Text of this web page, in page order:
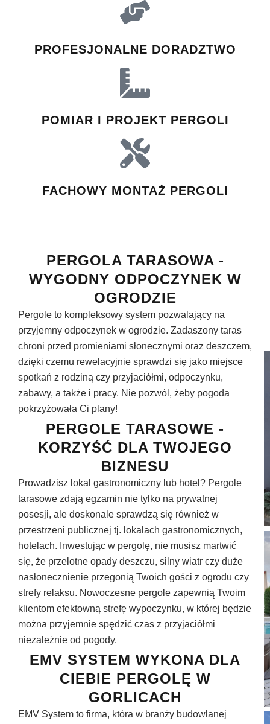
PROFESJONALNE DORADZTWO
POMIAR I PROJEKT PERGOLI
FACHOWY MONTAŻ PERGOLI
PERGOLA TARASOWA -
WYGODNY ODPOCZYNEK W
OGRODZIE
Pergole to kompleksowy system pozwalający na
przyjemny odpoczynek w ogrodzie. Zadaszony taras
chroni przed promieniami słonecznymi oraz deszczem,
dzięki czemu rewelacyjnie sprawdzi się jako miejsce
spotkań z rodziną czy przyjaciółmi, odpoczynku,
zabawy, a także i pracy. Nie pozwól, żeby pogoda
pokrzyżowała Ci plany!
PERGOLE TARASOWE -
KORZYŚĆ DLA TWOJEGO
BIZNESU
Prowadzisz lokal gastronomiczny lub hotel? Pergole
tarasowe zdają egzamin nie tylko na prywatnej
posesji, ale doskonale sprawdzą się również w
przestrzeni publicznej tj. lokalach gastronomicznych,
hotelach. Inwestując w pergolę, nie musisz martwić
się, że przelotne opady deszczu, silny wiatr czy duże
nasłonecznienie przegonią Twoich gości z ogrodu czy
strefy relaksu. Nowoczesne pergole zapewnią Twoim
klientom efektowną strefę wypoczynku, w której będzie
można przyjemnie spędzić czas z przyjaciółmi
niezależnie od pogody.
EMV SYSTEM WYKONA DLA
CIEBIE PERGOLĘ W
GORLICACH
EMV System to firma, która w branży budowlanej